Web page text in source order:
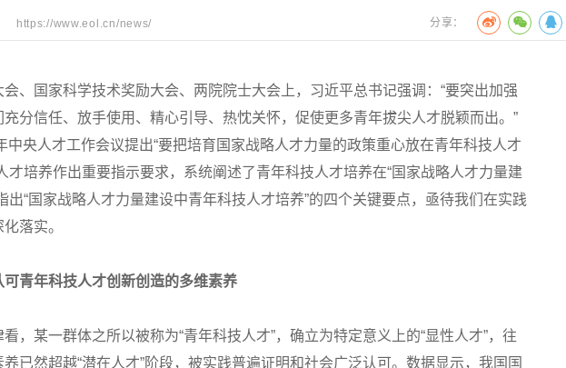
https://www.eol.cn/news/ 分享：
国家科学技术奖励大会、两院院士大会上，习近平总书记强调：“要突出加强
分信任、放手使用、精心引导、热忱关怀，促使更多青年拔尖人才脱颖而出。”
中央人才工作会议提出“要把培育国家战略人才力量的政策重心放在青年科技人才
才培养作出重要指示要求，系统阐述了青年科技人才培养在“国家战略人才力量建
出“国家战略人才力量建设中青年科技人才培养”的四个关键要点，亟待我们在实践
落实。
青年科技人才创新创造的多维素养
某一群体之所以被称为“青年科技人才”，确立为特定意义上的“显性人才”，往
已然超越“潜在人才”阶段，被实践普遍证明和社会广泛认可。数据显示，我国国